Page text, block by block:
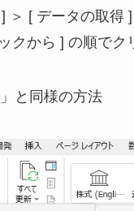
＞ [ データの取得
クから ] の順でク
と同様の方法